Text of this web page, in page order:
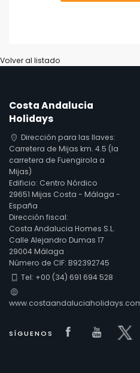
Distancias
Número de estrellas
Servicios adicionales
Vistas
Categorías adicionales
Volver al listado
Costa Andalucia
Holidays
Dirección para las llaves:
Carretera de Mijas km. 4.5 (la
carretera de Fuengirola a
Mijas)
Edificio: Centro Nórdico
29651 Mijas Costa - Málaga -
España
Dirección fiscal:
Costa Andalucia Homes S.L.
Calle Alejandro Dumas 17
29004 Málaga
Número de CIF: B92392745
Tel: +00 (34) 691 694 528
SÍGUENOS Visit ourVisit